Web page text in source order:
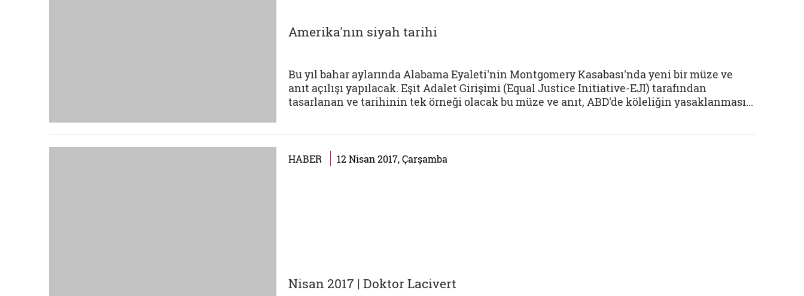
Amerika'nın siyah tarihi
Bu yıl bahar aylarında Alabama Eyaleti'nin Montgomery Kasabası'nda yeni bir müze ve
anıt açılışı yapılacak. Eşit Adalet Girişimi (Equal Justice Initiative-EJI) tarafından
tasarlanan ve tarihinin tek örneği olacak bu müze ve anıt, ABD'de köleliğin yasaklanması...
HABER 12 Nisan 2017, Çarşamba
Nisan 2017 | Doktor Lacivert